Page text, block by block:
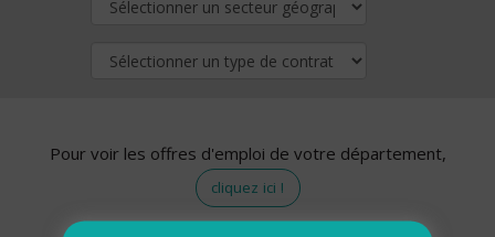
Pour voir les offres d'emploi de votre département,
cliquez ici !